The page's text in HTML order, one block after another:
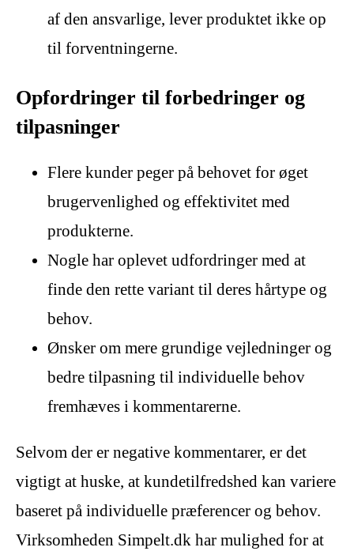
af den ansvarlige, lever produktet ikke op
til forventningerne.
Opfordringer til forbedringer og
tilpasninger
Flere kunder peger på behovet for øget
brugervenlighed og effektivitet med
produkterne.
Nogle har oplevet udfordringer med at
finde den rette variant til deres hårtype og
behov.
Ønsker om mere grundige vejledninger og
bedre tilpasning til individuelle behov
fremhæves i kommentarerne.
Selvom der er negative kommentarer, er det
vigtigt at huske, at kundetilfredshed kan variere
baseret på individuelle præferencer og behov.
Virksomheden Simpelt.dk har mulighed for at